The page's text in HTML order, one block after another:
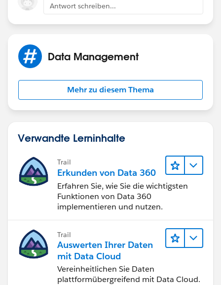
Antwort schreiben...
Data Management
Mehr zu diesem Thema
Verwandte Lerninhalte
Trail
Erkunden von Data 360
Erfahren Sie, wie Sie die wichtigsten
Funktionen von Data 360
implementieren und nutzen.
Trail
Auswerten Ihrer Daten
mit Data Cloud
Vereinheitlichen Sie Daten
plattformübergreifend mit Data Cloud.